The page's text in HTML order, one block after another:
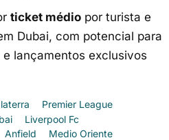
ticket médio por turista e
Dubai, com potencial para
lançamentos exclusivos
Premier League
Liverpool Fc
Anfield
Medio Oriente